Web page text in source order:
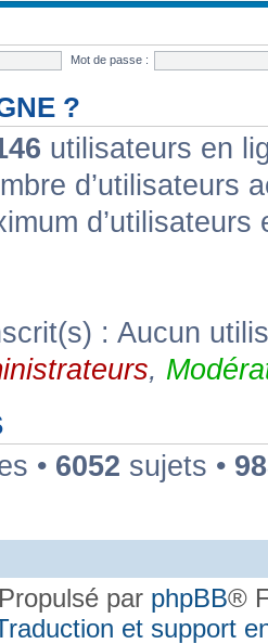
Mot de passe :
?
utilisateurs en
d’utilisateurs
: Aucun
,
• 6052 sujets •
Propulsé par phpBB®
et support